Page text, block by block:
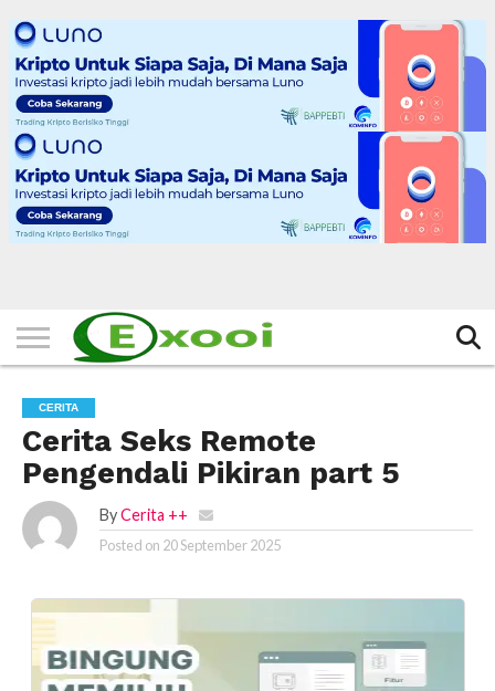
HOME
FILTER
BERITA
BIODATA
CERITA
CERPEN
EKSKLUSIF
FOTO
VIDEO
TIPS
MORE
CERITA
Cerita Seks Remote
Pengendali Pikiran part 5
By Cerita ++
Posted on 20 September 2025